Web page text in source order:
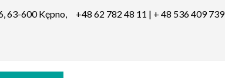
63-600 Kępno, +48 62 782 48 11 | + 48 536 409 739